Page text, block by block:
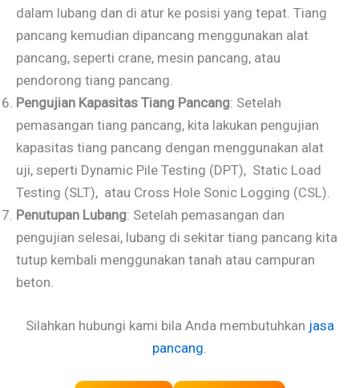
dalam lubang dan di atur ke posisi yang tepat. Tiang
pancang kemudian dipancang menggunakan alat
pancang, seperti crane, mesin pancang, atau
pendorong tiang pancang.
Pengujian Kapasitas Tiang Pancang: Setelah
pemasangan tiang pancang, kita lakukan pengujian
kapasitas tiang pancang dengan menggunakan alat
uji, seperti Dynamic Pile Testing (DPT), Static Load
Testing (SLT), atau Cross Hole Sonic Logging (CSL).
Penutupan Lubang: Setelah pemasangan dan
pengujian selesai, lubang di sekitar tiang pancang kita
tutup kembali menggunakan tanah atau campuran
beton.
Silahkan hubungi kami bila Anda membutuhkan jasa
pancang